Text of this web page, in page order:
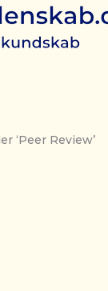
‘Peer Review’